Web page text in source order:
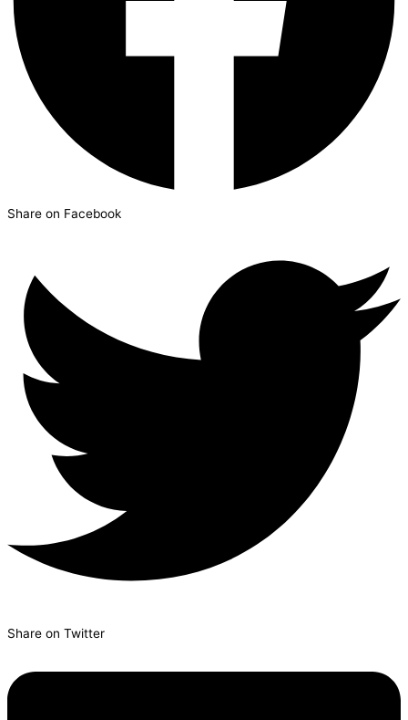
Share on Facebook
Share on Twitter